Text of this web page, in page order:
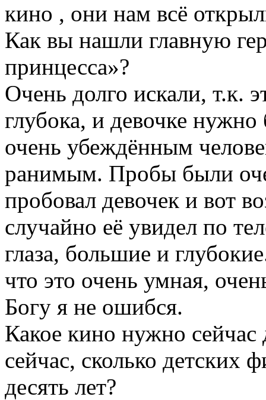
кино , они нам всё
Как вы нашли главную
принцесса»?
Очень долго искали, т.к.
глубока, и девочке
очень убеждённым
ранимым. Пробы были
пробовал девочек и вот
случайно её увидел по
глаза, большие и
что это очень умная,
Богу я не ошибся.
Какое кино нужно сейчас
сейчас, сколько детских
десять лет?